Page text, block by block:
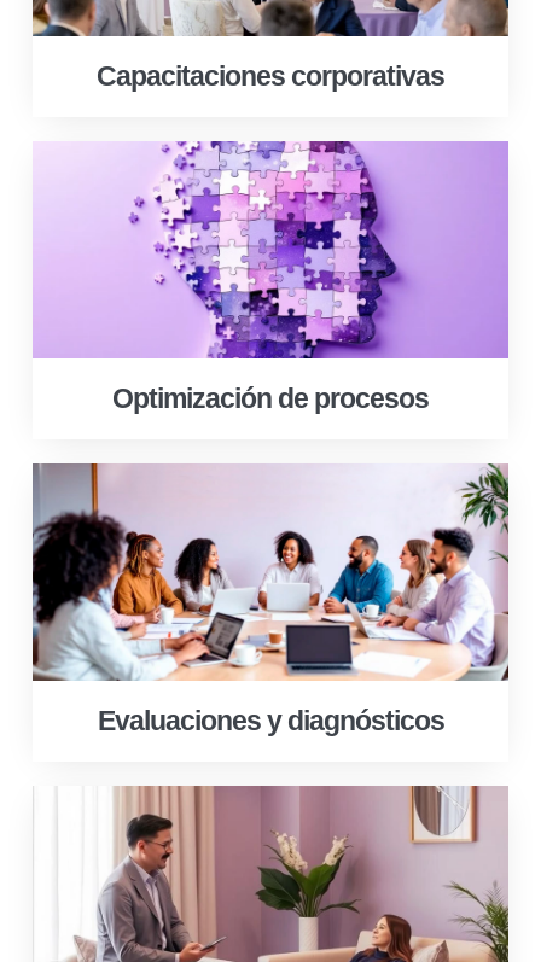
Capacitaciones corporativas
Optimización de procesos
Evaluaciones y diagnósticos